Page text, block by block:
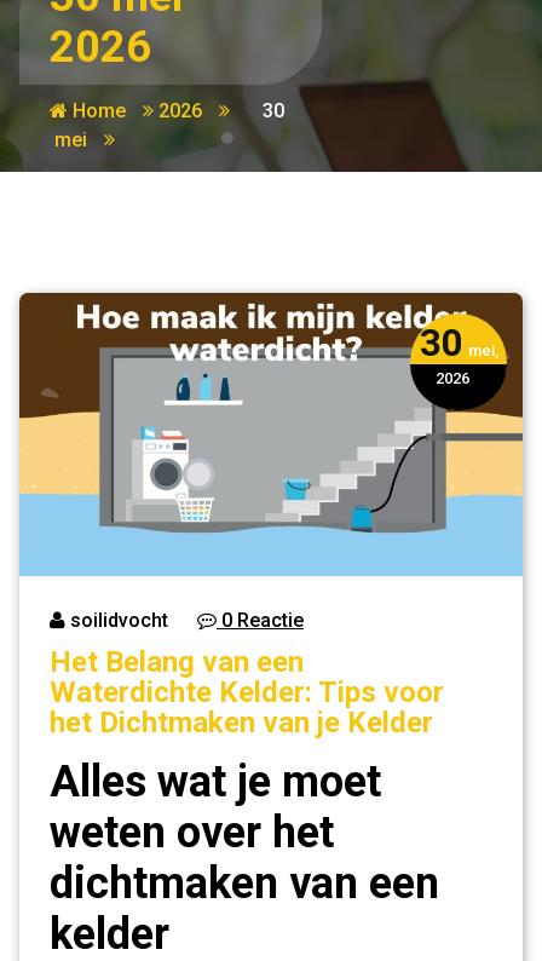
2026
Home
2026
mei
30
30 mei,
2026
soilidvocht 0 Reactie
Het Belang van een
Waterdichte Kelder: Tips voor
het Dichtmaken van je Kelder
Alles wat je moet
weten over het
dichtmaken van een
kelder